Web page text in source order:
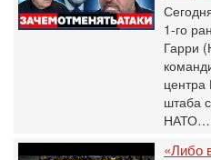
1-го
Гарри
штаба
НАТО…
«Либо